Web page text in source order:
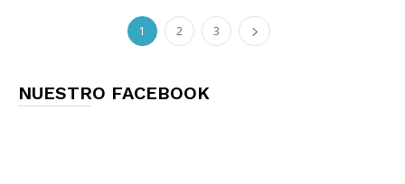
1 2 3
NUESTRO FACEBOOK